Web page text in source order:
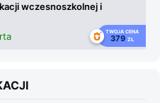
wczesnoszkolnej i
TWOJA CENA
379 ZŁ